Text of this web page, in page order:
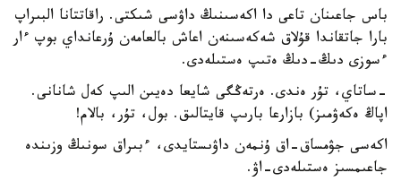
باس جاعىنان تاعى دا اكەسىنىڭ داۋسى شىكتى. راقاتتانا البىراپ
بارا جاتقاندا قۇلاق شەكەسىنەن اعاش بالعامەن ۇرعانداي بوپ ءار
ءسوزى دىڭ-دىڭ ەتىپ ەستىلەدى.
-ساتاي، تۇر ەندى. ەرتەڭگى شايعا دەيىن الىپ كەل شانانى.
اپاڭ ەكەۋمىز) بازارعا بارىپ قايتالىق. بول، تۇر، بالام!
اكەسى جۋمساق-اق ۇنمەن داۋىستايدى، ءبىراق سونىڭ وزىندە
جاعىمسىز ەستىلەدى-اۋ.